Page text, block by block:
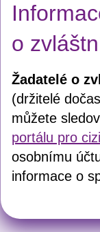
o
Žadatelé o
(držitelé
můžete
portálu pro
osobnímu
informace o